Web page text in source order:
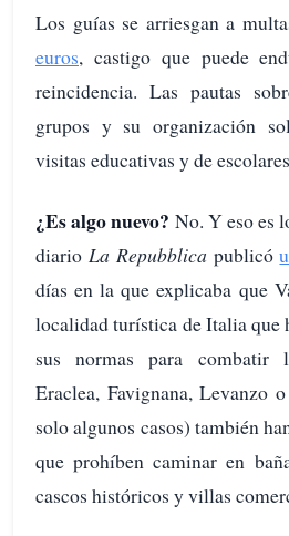
Los guías se arriesgan a
euros, castigo que puede
reincidencia. Las pautas
grupos y su organización
visitas educativas y de
¿Es algo nuevo? No. Y eso es
diario La Repubblica publicó
días en la que explicaba que
localidad turística de Italia que
sus normas para combatir
Eraclea, Favignana, Levanzo
solo algunos casos) también
que prohíben caminar en
cascos históricos y villas